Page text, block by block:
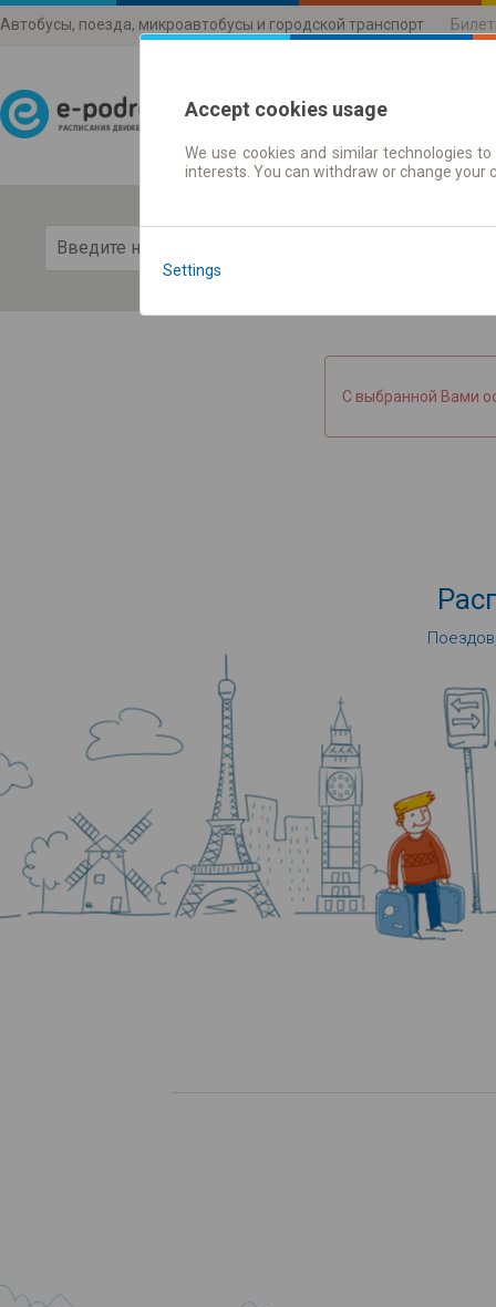
Автобусы, поезда, микроавтобусы и городской транспорт
Расписания
С выбранной Вами
Accept cookies usage
We use cookies and similar technologies
interests. You can withdraw or change
Settings